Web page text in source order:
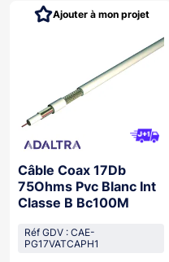
Câble Coax 17Db
75Ohms Pvc Blanc Int
Classe B Bc100M
Réf GDV : CAE-
PG17VATCAPH1
Ajouter à mon projet